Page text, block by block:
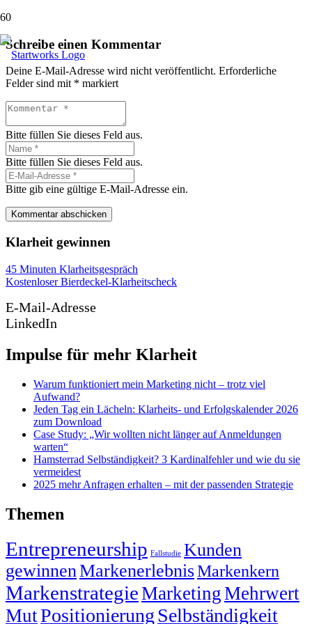
Schreibe einen Kommentar
Deine E-Mail-Adresse wird nicht veröffentlicht. Erforderliche
Felder sind mit * markiert
Bitte füllen Sie dieses Feld aus.
Bitte füllen Sie dieses Feld aus.
Bitte gib eine gültige E-Mail-Adresse ein.
Kommentar abschicken
Klarheit gewinnen
45 Minuten Klarheitsgespräch
Kostenloser Bierdeckel-Klarheitscheck
E-Mail-Adresse
LinkedIn
Impulse für mehr Klarheit
Warum funktioniert mein Marketing nicht – trotz viel
Aufwand?
Jeden Tag ein Lächeln: Klarheits- und Erfolgskalender 2026
zum Download
Case Study: „Wir wollten nicht länger auf Anmeldungen
warten“
Hamsterrad Selbständigkeit? 3 Kardinalfehler und wie du sie
vermeidest
2025 mehr Anfragen erhalten – mit der passenden Strategie
Themen
Entrepreneurship Fallstudie Kunden
gewinnenMarkenerlebnisMarkenkern
MarkenstrategieMarketingMehrwert
MutPositionierungSelbständigkeit